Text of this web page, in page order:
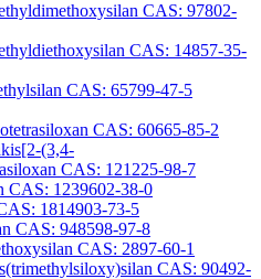
CAS: 97802-
CAS: 14857-35-
CAS: 65799-47-5
CAS: 60665-85-2
(3,4-
CAS: 121225-98-7
CAS: 1239602-38-0
1814903-73-5
CAS: 948598-97-8
CAS: 2897-60-1
CAS: 90492-